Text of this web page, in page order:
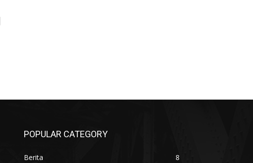
POPULAR CATEGORY
Berita
8